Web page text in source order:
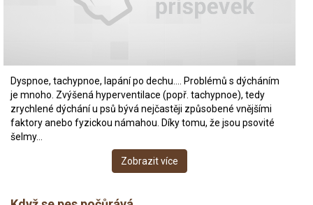
Dyspnoe, tachypnoe, lapání po dechu…. Problémů s dýcháním
je mnoho. Zvýšená hyperventilace (popř. tachypnoe), tedy
zrychlené dýchání u psů bývá nejčastěji způsobené vnějšími
faktory anebo fyzickou námahou. Díky tomu, že jsou psovité
šelmy…
Zobrazit více